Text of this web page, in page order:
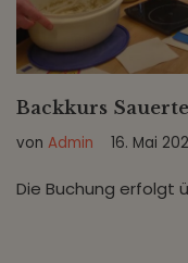
Backkurs
von Admin 16. Mai
Die Buchung erfolgt